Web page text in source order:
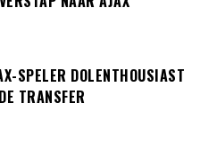
SPELER DOLENTHOUSIAST
TRANSFER